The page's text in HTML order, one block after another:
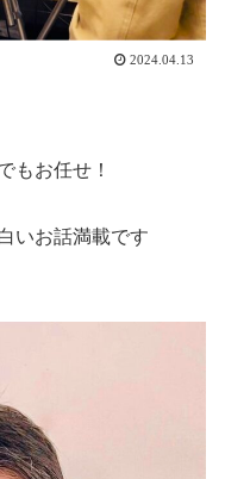
2024.04.13
もお任せ！
いお話満載です